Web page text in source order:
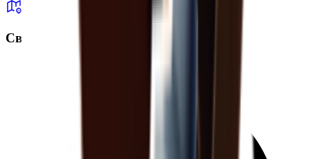
Сводка по карте